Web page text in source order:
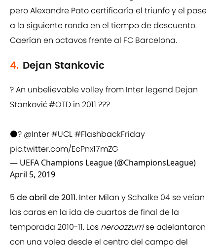
pero Alexandre Pato certificaría el triunfo y el pase
a la siguiente ronda en el tiempo de descuento.
Caerían en octavos frente al FC Barcelona.
4. Dejan Stankovic
? An unbelievable volley from Inter legend Dejan
Stanković#OTD in 2011 ???
⚫️? @Inter#UCL#FlashbackFriday
pic.twitter.com/EcPnx17mZG
— UEFA Champions League (@ChampionsLeague)
April 5, 2019
5 de abril de 2011. Inter Milan y Schalke 04 se veían
las caras en la ida de cuartos de final de la
temporada 2010-11. Los neroazzurrise adelantaron
con una volea desde el centro del campo del